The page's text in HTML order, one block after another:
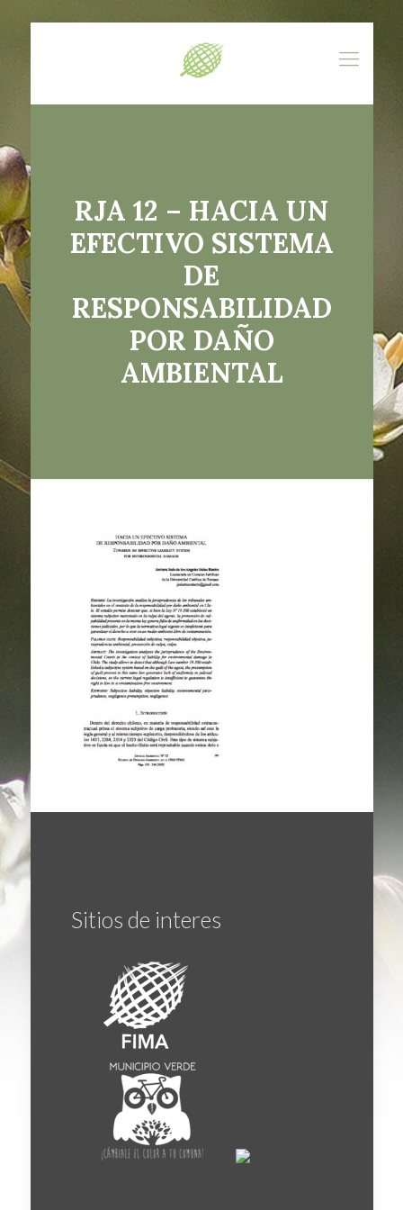
RJA 12 – HACIA UN
EFECTIVO SISTEMA
DE
RESPONSABILIDAD
POR DAÑO
AMBIENTAL
Sitios de interes